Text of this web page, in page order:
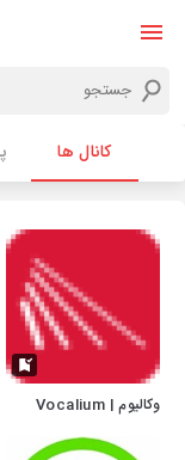
کانال ها
وکالیوم | Vocalium